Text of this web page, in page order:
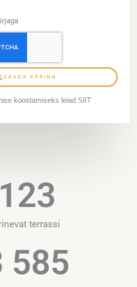
SAADA PÄRING
koostamiseks leiad SIIT
terrassi
123
585